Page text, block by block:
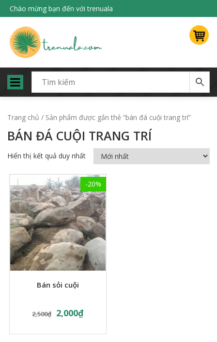
Chào mừng bạn đến với trenuala
Trang chủ / Sản phẩm được gắn thẻ “bán đá cuội trang trí”
BÁN ĐÁ CUỘI TRANG TRÍ
Hiển thị kết quả duy nhất
-20%
Bán sỏi cuội
2,500₫ 2,000₫